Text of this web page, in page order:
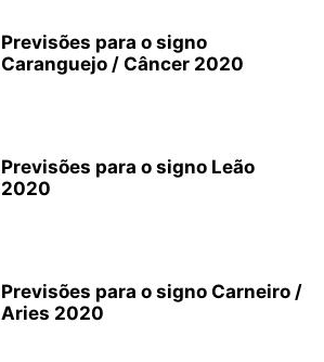
Previsões para o signo
Caranguejo / Câncer 2020
Previsões para o signo Leão
2020
Previsões para o signo Carneiro /
Aries 2020